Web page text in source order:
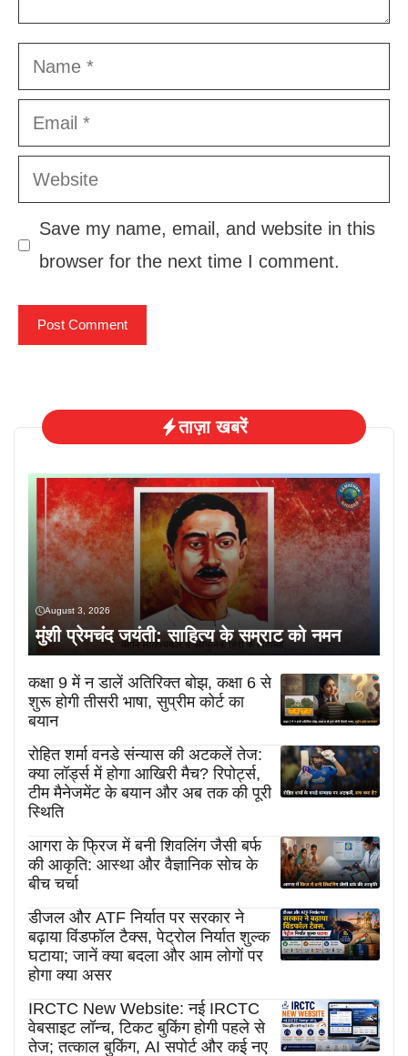
Name
Email
Website
Save my name, email, and website in this
browser for the next time I comment.
ताज़ा खबरें
August 3, 2026
मुंशी प्रेमचंद जयंती: साहित्य के सम्राट को नमन
कक्षा 9 में न डालें अतिरिक्त बोझ, कक्षा 6 से
शुरू होगी तीसरी भाषा, सुप्रीम कोर्ट का
बयान
रोहित शर्मा वनडे संन्यास की अटकलें तेज:
क्या लॉर्ड्स में होगा आखिरी मैच? रिपोर्ट्स,
टीम मैनेजमेंट के बयान और अब तक की पूरी
स्थिति
आगरा के फ्रिज में बनी शिवलिंग जैसी बर्फ
की आकृति: आस्था और वैज्ञानिक सोच के
बीच चर्चा
डीजल और ATF निर्यात पर सरकार ने
बढ़ाया विंडफॉल टैक्स, पेट्रोल निर्यात शुल्क
घटाया; जानें क्या बदला और आम लोगों पर
होगा क्या असर
IRCTC New Website: नई IRCTC
वेबसाइट लॉन्च, टिकट बुकिंग होगी पहले से
तेज; तत्काल बुकिंग, AI सपोर्ट और कई नए